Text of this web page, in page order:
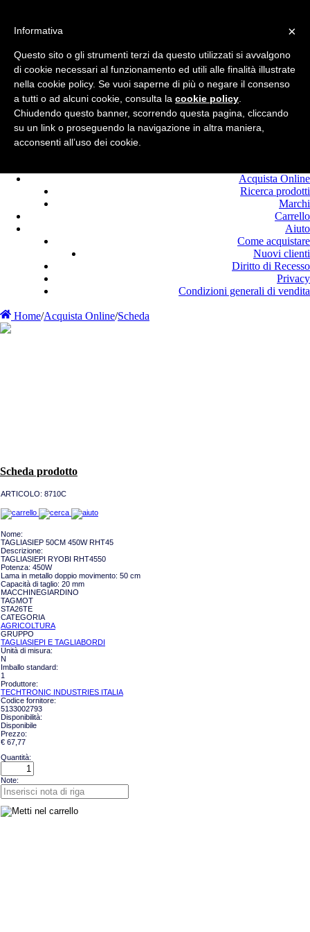
Chiamaci : +39.0525
Registrati
Login
Acquista Online
Ricerca prodotti
Marchi
Carrello
Aiuto
Come acquistare
Nuovi clienti
Diritto di Recesso
Privacy
Condizioni generali di vendita
Home/Acquista Online/Scheda
Scheda prodotto
ARTICOLO: 8710C
Nome:
TAGLIASIEP 50CM 450W RHT45
Descrizione:
TAGLIASIEPI RYOBI RHT4550
Potenza: 450W
Lama in metallo doppio movimento: 50 cm
Capacità di taglio: 20 mm
MACCHINEGIARDINO
TAGMOT
STA26TE
CATEGORIA
AGRICOLTURA
GRUPPO
TAGLIASIEPI E TAGLIABORDI
Unità di misura:
N
Imballo standard:
1
Produttore:
TECHTRONIC INDUSTRIES ITALIA
Codice fornitore:
5133002793
Disponibilità:
Disponibile
Prezzo:
€ 67,77
Quantità:
Note:
×
Informativa
Questo sito o gli strumenti terzi da questo utilizzati si avvalgono
di cookie necessari al funzionamento ed utili alle finalità illustrate
nella cookie policy. Se vuoi saperne di più o negare il consenso
a tutti o ad alcuni cookie, consulta la cookie policy
Chiudendo questo banner, scorrendo questa pagina, cliccando
su un link o proseguendo la navigazione in altra maniera,
acconsenti all’uso dei cookie.